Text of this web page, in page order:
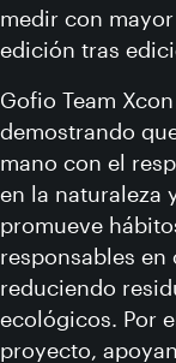
medir con
edición tras
Gofio Team
demostrando
mano con el
en la naturaleza
promueve
responsables en
reduciendo
ecológicos. Por
proyecto,